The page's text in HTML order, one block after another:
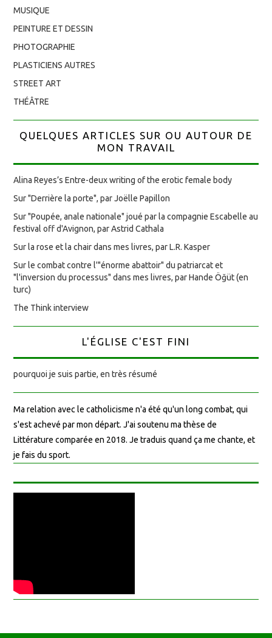
MUSIQUE
PEINTURE ET DESSIN
PHOTOGRAPHIE
PLASTICIENS AUTRES
STREET ART
THÉÂTRE
QUELQUES ARTICLES SUR OU AUTOUR DE
MON TRAVAIL
Alina Reyes’s Entre-deux writing of the erotic female body
Sur "Derrière la porte", par Joëlle Papillon
Sur "Poupée, anale nationale" joué par la compagnie Escabelle au
festival off d'Avignon, par Astrid Cathala
Sur la rose et la chair dans mes livres, par L.R. Kasper
Sur le combat contre l'"énorme abattoir" du patriarcat et
"l'inversion du processus" dans mes livres, par Hande Öğüt (en
turc)
The Think interview
L'ÉGLISE C'EST FINI
pourquoi je suis partie, en très résumé
Ma relation avec le catholicisme n'a été qu'un long combat, qui
s'est achevé par mon départ. J'ai soutenu ma thèse de
Littérature comparée en 2018. Je traduis quand ça me chante, et
je fais du sport.